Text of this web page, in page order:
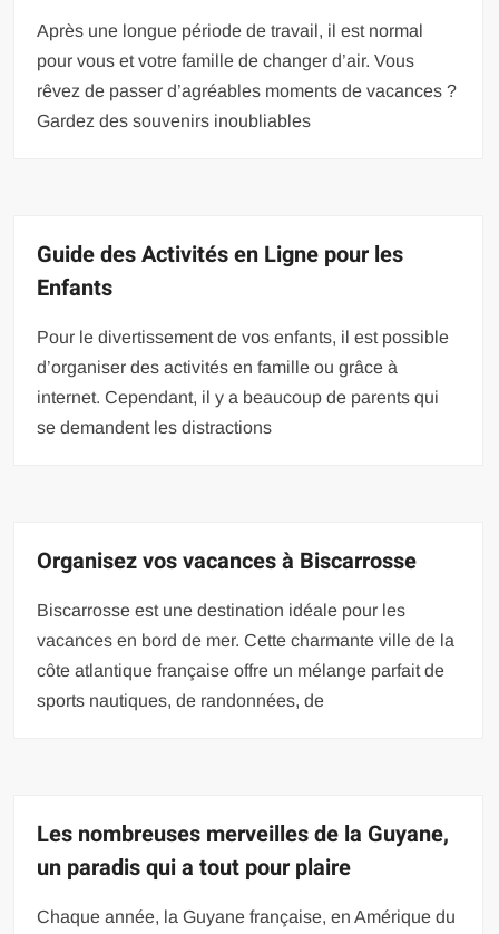
Après une longue période de travail, il est normal
pour vous et votre famille de changer d’air. Vous
rêvez de passer d’agréables moments de vacances ?
Gardez des souvenirs inoubliables
Guide des Activités en Ligne pour les
Enfants
Pour le divertissement de vos enfants, il est possible
d’organiser des activités en famille ou grâce à
internet. Cependant, il y a beaucoup de parents qui
se demandent les distractions
Organisez vos vacances à Biscarrosse
Biscarrosse est une destination idéale pour les
vacances en bord de mer. Cette charmante ville de la
côte atlantique française offre un mélange parfait de
sports nautiques, de randonnées, de
Les nombreuses merveilles de la Guyane,
un paradis qui a tout pour plaire
Chaque année, la Guyane française, en Amérique du